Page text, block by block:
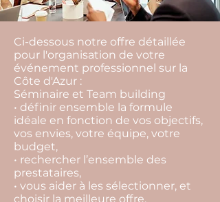
Ci-dessous notre offre détaillée
pour l'organisation de votre
événement professionnel sur la
Côte d'Azur :
Séminaire et Team building
• définir ensemble la formule
idéale en fonction de vos objectifs,
vos envies, votre équipe, votre
budget,
• rechercher l’ensemble des
prestataires,
• vous aider à les sélectionner, et
choisir la meilleure offre,